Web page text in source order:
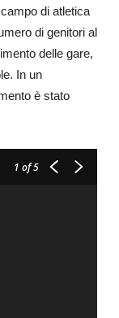
di atletica
di genitori al
delle gare,
In un
è stato
1 of 5